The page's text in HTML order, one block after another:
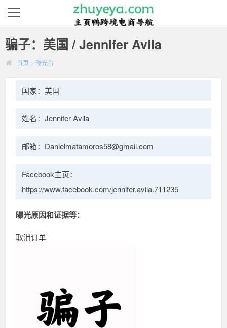
骗子：美国 / Jennifer Avila
首页 > 曝光台
国家：美国
姓名：Jennifer Avila
邮箱：Danielmatamoros58@gmail.com
Facebook主页：
https://www.facebook.com/jennifer.avila.711235
曝光原因和证据等：
取消订单